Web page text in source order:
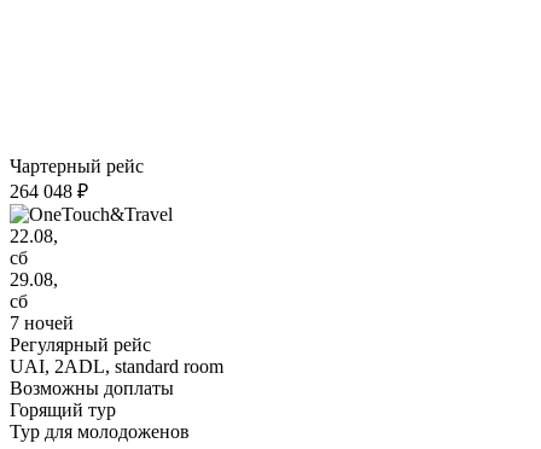
Чартерный рейс
264 048 ₽
22.08,
сб
29.08,
сб
7 ночей
Регулярный рейс
UAI, 2ADL, standard room
Возможны доплаты
Горящий тур
Тур для молодоженов